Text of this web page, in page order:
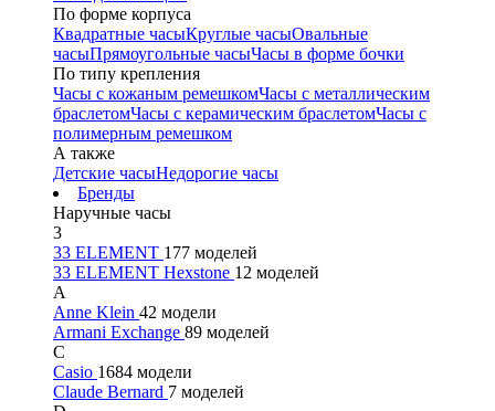
По форме корпуса
Квадратные часыКруглые часыОвальные
часыПрямоугольные часыЧасы в форме бочки
По типу крепления
Часы с кожаным ремешкомЧасы с металлическим
браслетомЧасы с керамическим браслетомЧасы с
полимерным ремешком
А также
Детские часыНедорогие часы
Бренды
Наручные часы
3
33 ELEMENT 177 моделей
33 ELEMENT Hexstone 12 моделей
A
Anne Klein 42 модели
Armani Exchange 89 моделей
C
Casio 1684 модели
Claude Bernard 7 моделей